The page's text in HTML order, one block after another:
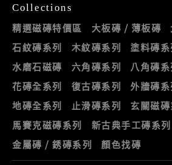
Collections
精選磁磚特價區 大板磚 / 薄板磚
石紋磚系列
木紋磚系列 塗料磚系
水磨石磁磚
六角磚系列 八角磚系
花磚全系列
復古磚系列 外牆磚系
地磚全系列
止滑磚系列
玄關磁
馬賽克磁磚系列
新古典手工磚系列
金屬磚 / 銹磚系列
顏色找磚